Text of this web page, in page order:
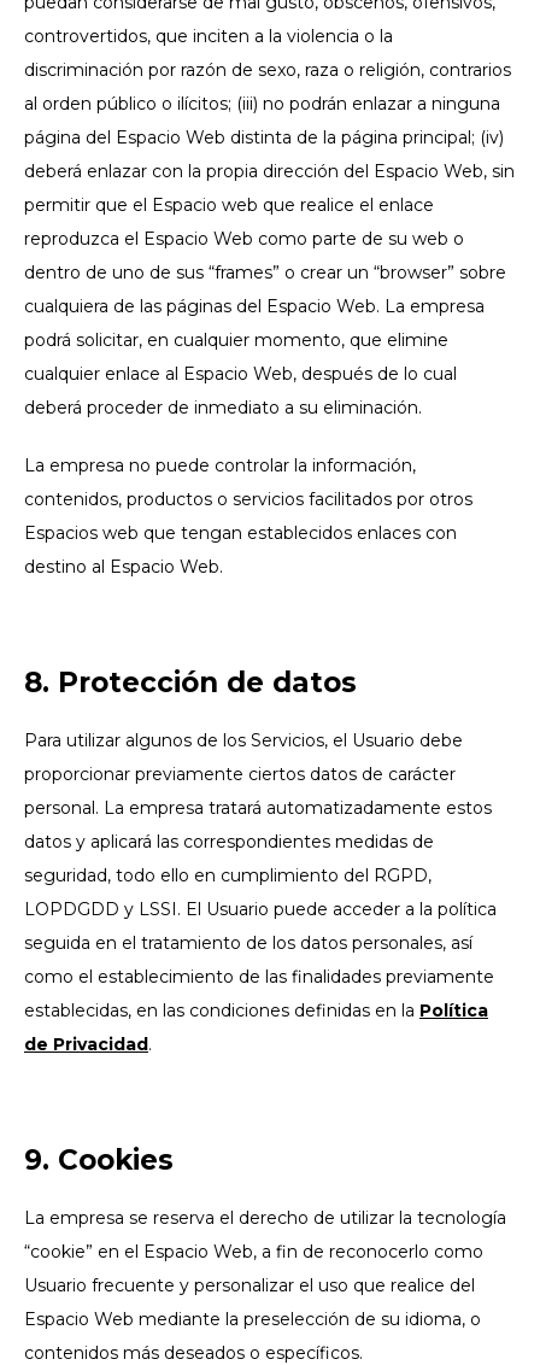
controvertidos, que inciten a la violencia o la
discriminación por razón de sexo, raza o religión, contrarios
al orden público o ilícitos; (iii) no podrán enlazar a ninguna
página del Espacio Web distinta de la página principal; (iv)
deberá enlazar con la propia dirección del Espacio Web, sin
permitir que el Espacio web que realice el enlace
reproduzca el Espacio Web como parte de su web o
dentro de uno de sus “frames” o crear un “browser” sobre
cualquiera de las páginas del Espacio Web. La empresa
podrá solicitar, en cualquier momento, que elimine
cualquier enlace al Espacio Web, después de lo cual
deberá proceder de inmediato a su eliminación.
La empresa no puede controlar la información,
contenidos, productos o servicios facilitados por otros
Espacios web que tengan establecidos enlaces con
destino al Espacio Web.
8. Protección de datos
Para utilizar algunos de los Servicios, el Usuario debe
proporcionar previamente ciertos datos de carácter
personal. La empresa tratará automatizadamente estos
datos y aplicará las correspondientes medidas de
seguridad, todo ello en cumplimiento del RGPD,
LOPDGDD y LSSI. El Usuario puede acceder a la política
seguida en el tratamiento de los datos personales, así
como el establecimiento de las finalidades previamente
establecidas, en las condiciones definidas en la Política
de Privacidad.
9. Cookies
La empresa se reserva el derecho de utilizar la tecnología
“cookie” en el Espacio Web, a fin de reconocerlo como
Usuario frecuente y personalizar el uso que realice del
Espacio Web mediante la preselección de su idioma, o
contenidos más deseados o específicos.